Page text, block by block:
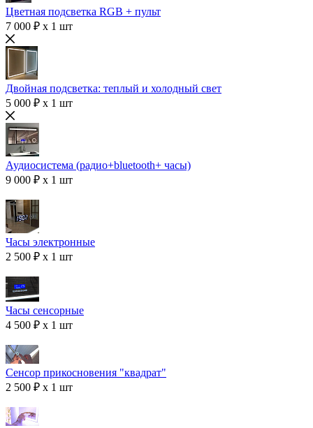
Цветная подсветка RGB + пульт
7 000 ₽ x 1 шт
Двойная подсветка: теплый и холодный свет
5 000 ₽ x 1 шт
Аудиосистема (радио+bluetooth+ часы)
9 000 ₽ x 1 шт
Часы электронные
2 500 ₽ x 1 шт
Часы сенсорные
4 500 ₽ x 1 шт
Сенсор прикосновения "квадрат"
2 500 ₽ x 1 шт